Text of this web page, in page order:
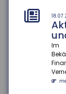
Im
Der